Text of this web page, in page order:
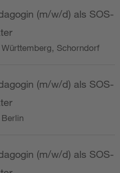
(m/w/d) als SOS-
Schorndorf
(m/w/d) als SOS-
(m/w/d) als SOS-